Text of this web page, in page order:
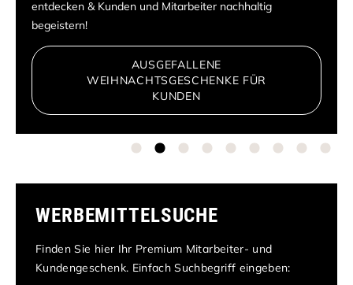
entdecken & Kunden und Mitarbeiter nachhaltig
begeistern!
AUSGEFALLENE
WEIHNACHTSGESCHENKE FÜR
KUNDEN
WERBEMITTEL­SUCHE
Finden Sie hier Ihr Premium Mitarbeiter- und
Kundengeschenk. Einfach Suchbegriff eingeben: